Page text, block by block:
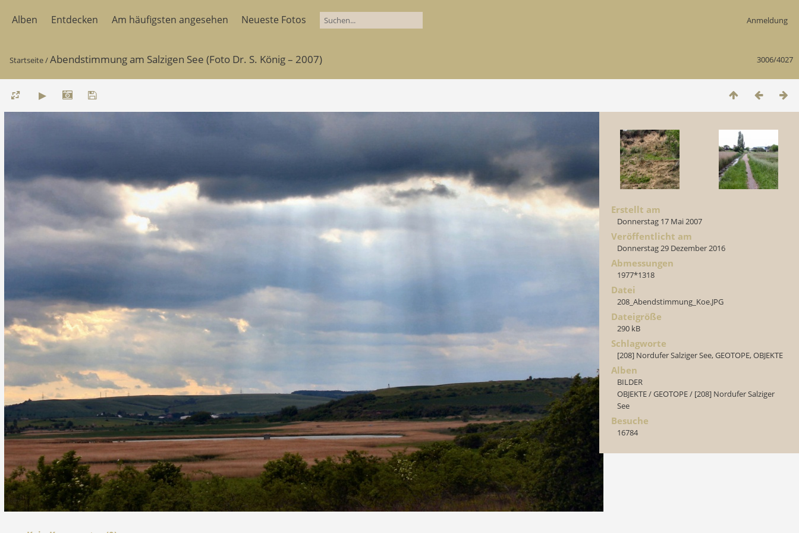
Alben Entdecken Am häufigsten angesehen Neueste Fotos Anmeldung
3006/4027
Startseite/Abendstimmung am Salzigen See (Foto Dr. S. König – 2007)
Erstellt am
Donnerstag 17 Mai 2007
Veröffentlicht am
Donnerstag 29 Dezember 2016
Abmessungen
1977*1318
Datei
208_Abendstimmung_Koe.JPG
Dateigröße
290 kB
Schlagworte
[208] Nordufer Salziger See,GEOTOPE,OBJEKTE
Alben
BILDER
OBJEKTE/GEOTOPE/ [208] Nordufer Salziger
See
Besuche
16784